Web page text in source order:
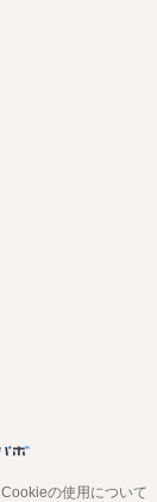
Cookieの使用について